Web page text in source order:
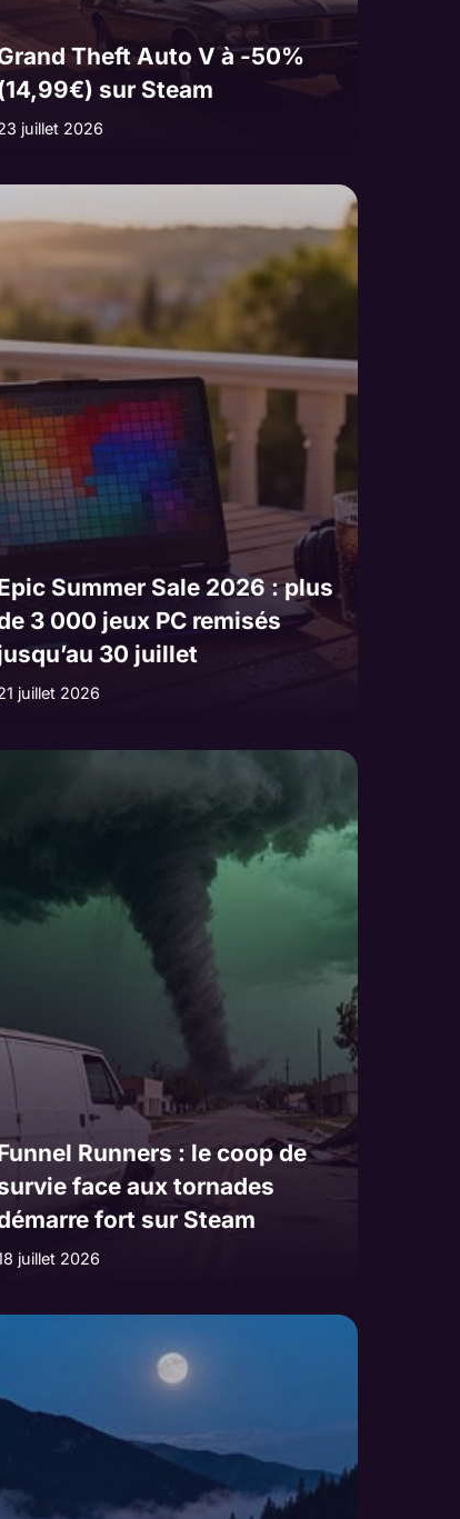
Theft Auto V à -50%
sur Steam
juillet 2026
Summer Sale 2026 : plus
3 000 jeux PC remisés
30 juillet
juillet 2026
Runners : le coop de
face aux tornades
fort sur Steam
juillet 2026